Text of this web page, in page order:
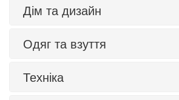
Дім та дизайн
Одяг та взуття
Техніка